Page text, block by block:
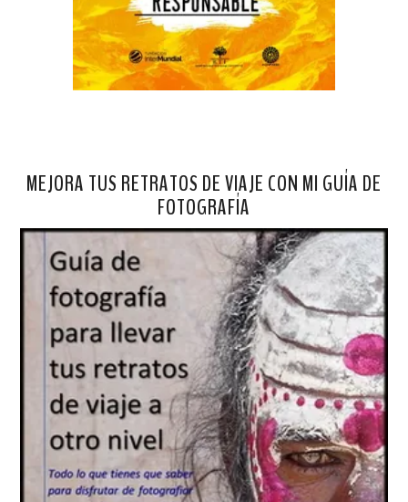
MEJORA TUS RETRATOS DE VIAJE CON MI GUÍA DE
FOTOGRAFÍA